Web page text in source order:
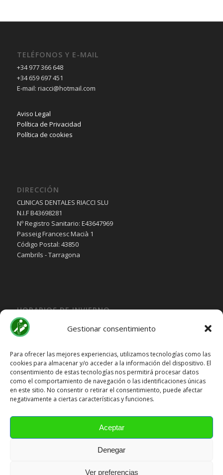
Gestionar consentimiento
Para ofrecer las mejores experiencias, utilizamos tecnologías como las
cookies para almacenar y/o acceder a la información del dispositivo. El
consentimiento de estas tecnologías nos permitirá procesar datos
como el comportamiento de navegación o las identificaciones únicas
en este sitio. No consentir o retirar el consentimiento, puede afectar
negativamente a ciertas características y funciones.
Aceptar
Denegar
Ver preferencias
TELÉFONOS Y E-MAIL
+34 977 366 648
+34 659 697 451
E-mail: riacci@hotmail.com
Aviso Legal
Política de Privacidad
Política de cookies
DIRECCIÓN
CLINICAS DENTALES RIACCI SLU
N.I.F B43698281
Nº Registro Sanitario: E43647969
Passeig Francesc Macià 1
Código Postal: 43850
Cambrils - Tarragona
HORARIOS DE INVIERNO
Lunes, Martes, Jueves y Viernes:
10:00H a 15:30H
Miercoles:
15:30H a 19:30H
Sábado y DomingoCerrado
HORARIOS DE VERANO
Cerrado